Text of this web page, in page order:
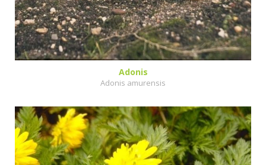
Adonis
Adonis amurensis